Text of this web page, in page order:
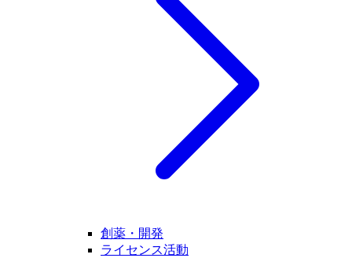
創薬・開発
ライセンス活動